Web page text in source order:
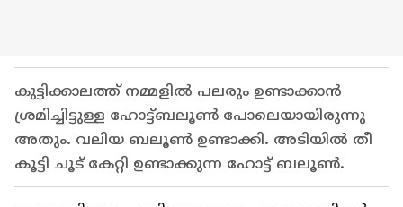
കുട്ടിക്കാലത്ത് നമ്മളില്‍ പലരും ഉണ്ടാക്കാന്‍
ശ്രമിച്ചിട്ടുള്ള ഹോട്ട്ബലൂണ്‍ പോലെയായിരുന്നു
അതും. വലിയ ബലൂണ്‍ ഉണ്ടാക്കി. അടിയില്‍ തീ
കൂട്ടി ചൂട് കേറ്റി ഉണ്ടാക്കുന്ന ഹോട്ട് ബലൂണ്‍.